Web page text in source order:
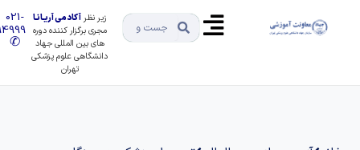
زیر نظرآکادمی آریـانـا
مجری برگزار کننده دوره
های بین المللی جهاد
دانشگاهی علوم پزشکی
021-
91494999
✆